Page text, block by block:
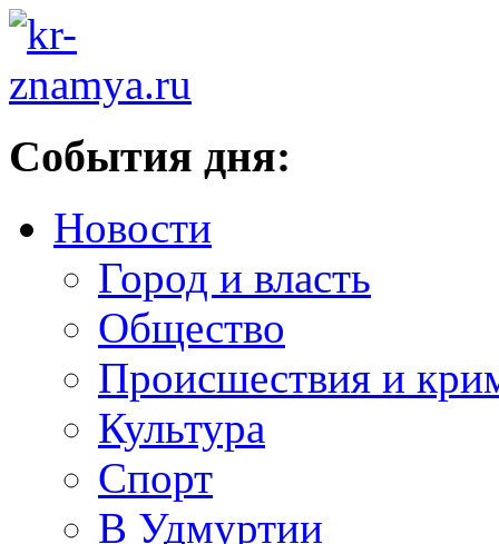
События дня:
Новости
Город и власть
Общество
Происшествия и
Культура
Спорт
В Удмуртии